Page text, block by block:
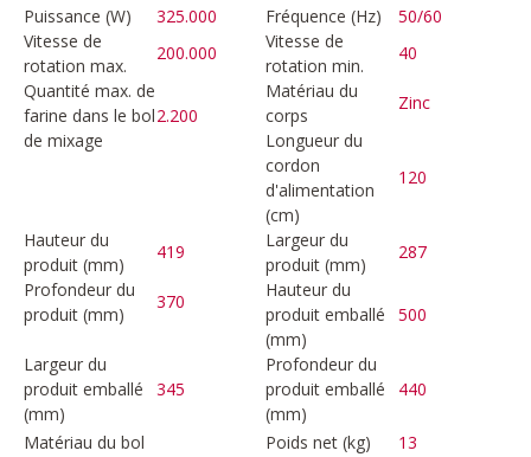
Puissance (W) 325.000 Fréquence (Hz)
50/60
Vitesse de
rotation max.
200.000
Vitesse de
rotation min.
40
Quantité max. de
farine dans le bol
de mixage
2.200
Matériau du
corps
Zinc
Longueur du
cordon
d'alimentation
(cm)
120
Hauteur du
produit (mm)
419
Largeur du
produit (mm)
287
Profondeur du
produit (mm)
370
Hauteur du
produit emballé
(mm)
500
Largeur du
produit emballé
(mm)
345
Profondeur du
produit emballé
(mm)
440
Matériau du bol
Poids net (kg)
13